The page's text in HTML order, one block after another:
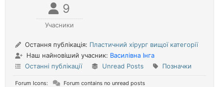
9
Учасники
Остання публікація: Пластичний хірург вищої категорії
Наш найновіший учасник: Василівна Інга
Останні публікації
Unread Posts Позначки
Forum Icons:
Forum contains no unread posts